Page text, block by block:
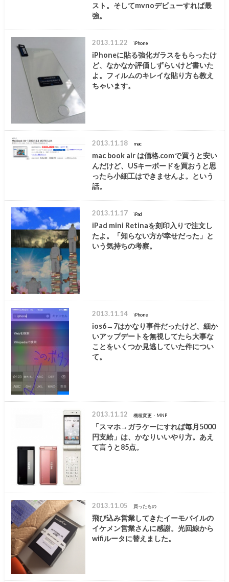
スト。そしてmvnoデビューすれば最
強。
2013.11.22 iPhone
iPhoneに貼る強化ガラスをもらったけ
ど、なかなか評価しずらいけど書いた
よ。フィルムのキレイな貼り方も教え
ちゃいます。
2013.11.18 mac
mac book air は価格.comで買うと安い
んだけど、USキーボードを買おうと思
ったら小細工はできませんよ。という
話。
2013.11.17 iPad
iPad mini Retinaを刻印入りで注文し
たよ。「知らない方が幸せだった」と
いう気持ちの考察。
2013.11.14 iPhone
ios6→7はかなり事件だったけど、細か
いアップデートを無視してたら大事な
ことをいくつか見逃していた件につい
て。
2013.11.12 機種変更・MNP
「スマホ→ガラケーにすれば毎月5000
円支給」は、かなりいいやり方。あえ
て言うと85点。
2013.11.05 買ったもの
飛び込み営業してきたイーモバイルの
イケメン営業さんに感謝。光回線から
wifiルータに替えました。